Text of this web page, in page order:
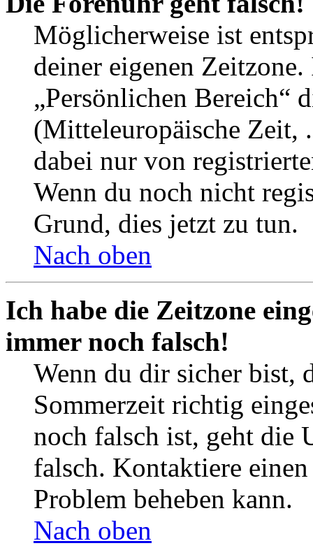
Möglicherweise ist
deiner eigenen
„Persönlichen Bereich“
(Mitteleuropäische Zeit,
dabei nur von
Wenn du noch nicht
Grund, dies jetzt zu tun.
Nach oben
Ich habe die Zeitzone
immer noch falsch!
Wenn du dir sicher bist,
Sommerzeit richtig
noch falsch ist, geht die
falsch. Kontaktiere
Problem beheben kann.
Nach oben